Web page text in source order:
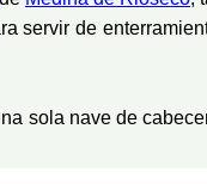
servir de
sola nave de